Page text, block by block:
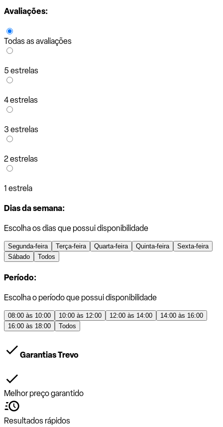
Avaliações:
Todas as avaliações
5 estrelas
4 estrelas
3 estrelas
2 estrelas
1 estrela
Dias da semana:
Escolha os dias que possui disponibilidade
Segunda-feira Terça-feira Quarta-feira Quinta-feira
Sexta-feira
Sábado
Todos
Período:
Escolha o período que possui disponibilidade
08:00 às 10:00 10:00 às 12:00 12:00 às 14:00
14:00 às 16:00
16:00 às 18:00
Todos
Garantias Trevo
Melhor preço garantido
Resultados rápidos